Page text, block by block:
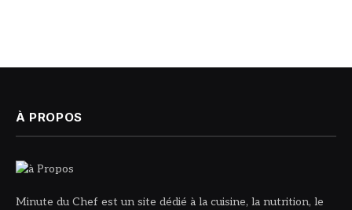
À PROPOS
Minute du Chef est un site dédié à la cuisine, la nutrition, le